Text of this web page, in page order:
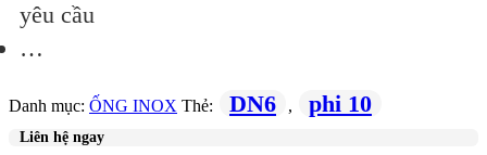
yêu cầu
…
Danh mục: ỐNG INOX Thẻ: DN6 , phi 10
Liên hệ ngay